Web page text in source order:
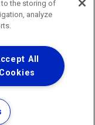
Reservados.
vida
Aplicativos
de Dados
to the storing of
analyze
All
Cookies